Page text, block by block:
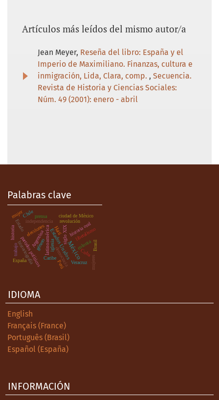
Artículos más leídos del mismo autor/a
Jean Meyer, Reseña del libro: España y el
Imperio de Maximiliano. Finanzas, cultura e
inmigración, Lida, Clara, comp. , Secuencia.
Revista de Historia y Ciencias Sociales:
Núm. 49 (2001): enero - abril
Palabras clave
México
Estados Unidos
latinoamérica siglo XIX
Argentina
partidos políticos democracia
elecciones
historiografía
historia oral
independencia
liberalismo
Caribe
revolución
Estado
género colonia
España
Cuba
ciudad de México
prensa
Chile
historia
mujer
Veracruz
Brasil
Haití
.
Perú
iglesia
mujeres
trabajo
IDIOMA
English
Français (France)
Português (Brasil)
Español (España)
INFORMACIÓN